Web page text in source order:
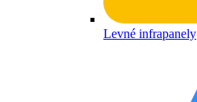
Levné infrapanely